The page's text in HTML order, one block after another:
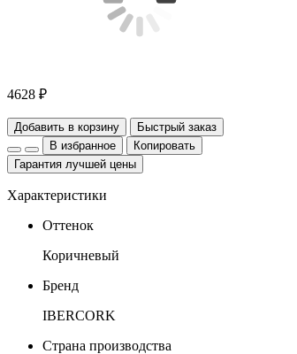
4628 ₽
Добавить в корзину
Быстрый заказ
В избранное
Копировать
Гарантия лучшей цены
Характеристики
Оттенок
Коричневый
Бренд
IBERCORK
Страна производства